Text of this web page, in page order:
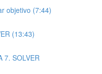
objetivo (7:44)
(13:43)
7. SOLVER